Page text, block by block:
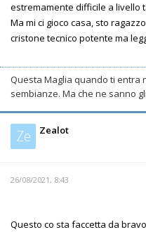
estremamente difficile a livello
Ma mi ci gioco casa, sto
cristone tecnico potente ma
Questa Maglia quando ti entra
sembianze. Ma che ne sanno
Ze Zealot
26/08/2021, 8:43
Questo co sta faccetta da